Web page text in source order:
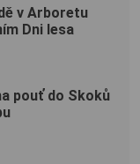
v Arboretu
Dni lesa
pouť do Skoků